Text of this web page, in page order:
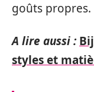
goûts propres.
A lire aussi :
styles et